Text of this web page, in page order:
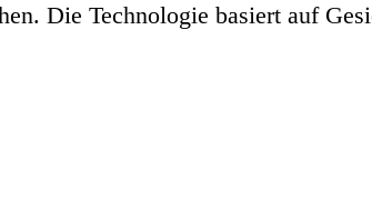
Die Technologie basiert auf